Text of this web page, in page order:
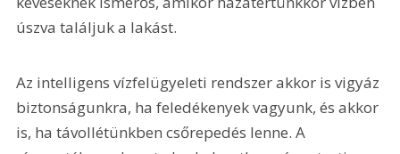
úszva találjuk a lakást.
Az intelligens vízfelügyeleti rendszer akkor is vigyáz
biztonságunkra, ha feledékenyek vagyunk, és akkor
is, ha távollétünkben csőrepedés lenne. A